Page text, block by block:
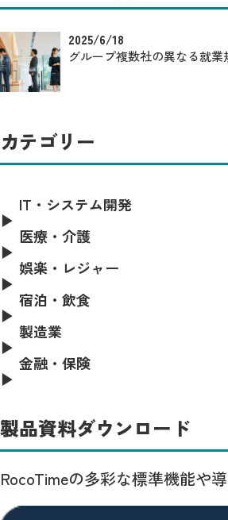
2025/6/18
グループ複数社の異なる就
カテゴリー
IT・システム開発
医療・介護
娯楽・レジャー
宿泊・飲食
製造業
金融・保険
製品資料ダウンロード
RocoTimeの多彩な標準機能や